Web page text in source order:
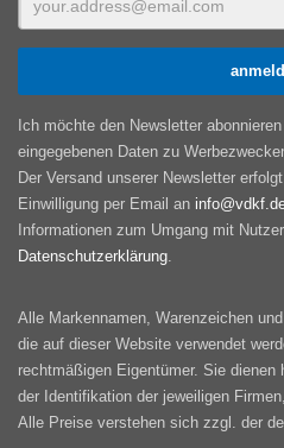
Ich möchte den Newsletter
eingegebenen Daten zu
Der Versand unserer Newsletter
Einwilligung per Email an
Informationen zum Umgang mit
Datenschutzerklärung.
Alle Markennamen, Warenzeichen
die auf dieser Website verwendet
rechtmäßigen Eigentümer. Sie dienen
der Identifikation der jeweiligen
Alle Preise verstehen sich zzgl. der